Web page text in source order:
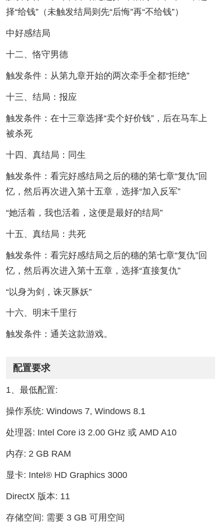
择“给钱”（未触发结局则先“后悔”再“不给钱”）
中好感结局
十二、恪守男德
触发条件：从第九章开始的两次牵手全都“拒绝”
十三、结局：报应
触发条件：在十三章选择“卖个好价钱”，后在马车上
被杀死
十四、真结局：同生
触发条件：看完好感结局之后的穗的第七章“复仇”回
忆，然后再次进入第十五章，选择“加入反军”
“她活着，我也活着，这便是最好的结局”
十五、真结局：共死
触发条件：看完好感结局之后的穗的第七章“复仇”回
忆，然后再次进入第十五章，选择“直接复仇”
“以身为剑，诛灭豚妖”
十六、明末千里行
触发条件：通关这款游戏。
配置要求
1、最低配置:
操作系统: Windows 7, Windows 8.1
处理器: Intel Core i3 2.00 GHz 或 AMD A10
内存: 2 GB RAM
显卡: Intel® HD Graphics 3000
DirectX 版本: 11
存储空间: 需要 3 GB 可用空间